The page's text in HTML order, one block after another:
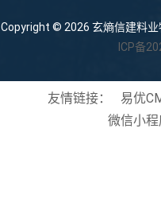
Copyright © 2026 玄熵信建料业
ICP备
友情链接： 易优
微信小